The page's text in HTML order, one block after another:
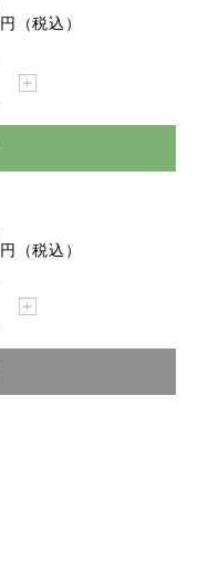
円（税込）
円（税込）